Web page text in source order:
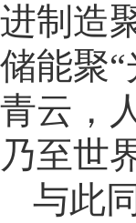
进制造
储能聚
青云，
乃至世
与此